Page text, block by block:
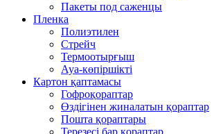
Пакеты под саженцы
Пленка
Полиэтилен
Стрейч
Термоотырғыш
Ауа-көпіршікті
Картон қаптамасы
Гофроқораптар
Өздігінен жиналатын қораптар
Пошта қораптары